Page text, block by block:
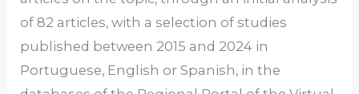
of 82 articles, with a selection of studies
published between 2015 and 2024 in
Portuguese, English or Spanish, in the